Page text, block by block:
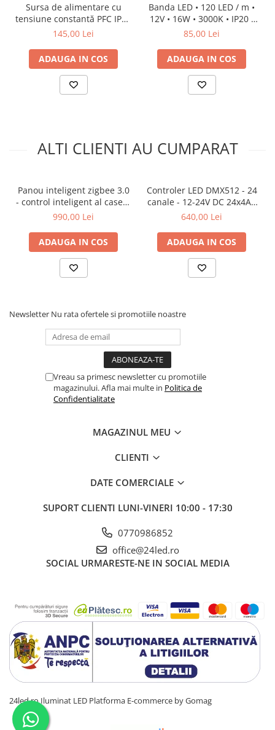
Sursa de alimentare cu
tensiune constantă PFC IP67
12V 100W
145,00 Lei
ADAUGA IN COS
Banda LED • 120 LED / m •
12V • 16W • 3000K • IP20 •
1500lm • 8mm • Versiunea
85,00 Lei
ADAUGA IN COS
ALTI CLIENTI AU CUMPARAT
Panou inteligent zigbee 3.0
- control inteligent al casei -
230VAC - Tuya/Wifi - TWZS1
990,00 Lei
ADAUGA IN COS
Controler LED DMX512 - 24
canale - 12-24V DC 24x4A -
OLED - DMX
640,00 Lei
ADAUGA IN COS
Newsletter Nu rata ofertele si promotiile noastre
Vreau sa primesc newsletter cu promotiile
magazinului. Afla mai multe in Politica de
Confidentialitate
MAGAZINUL MEU
CLIENTI
DATE COMERCIALE
SUPORT CLIENTI LUNI-VINERI 10:00 - 17:30
0770986852
office@24led.ro
SOCIAL URMARESTE-NE IN SOCIAL MEDIA
24led.ro Iluminat LED Platforma E-commerce by Gomag